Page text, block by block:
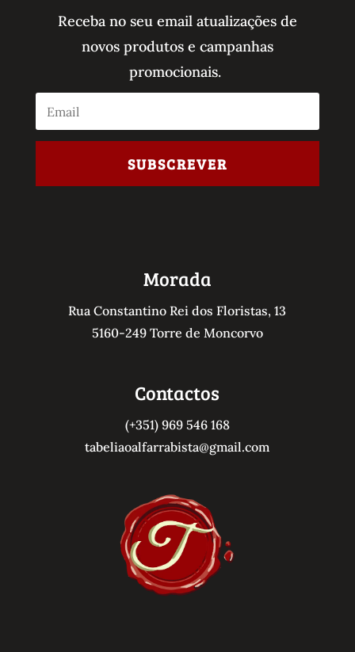
Receba no seu email atualizações de
novos produtos e campanhas
promocionais.
SUBSCREVER
Morada
Rua Constantino Rei dos Floristas, 13
5160-249 Torre de Moncorvo
Contactos
(+351) 969 546 168
tabeliaoalfarrabista@gmail.com